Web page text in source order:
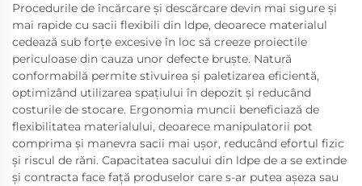
Procedurile de încărcare și descărcare devin mai sigure și
mai rapide cu sacii flexibili din ldpe, deoarece materialul
cedează sub forțe excesive în loc să creeze proiectile
periculoase din cauza unor defecte bruște. Natură
conformabilă permite stivuirea și paletizarea eficientă,
optimizând utilizarea spațiului în depozit și reducând
costurile de stocare. Ergonomia muncii beneficiază de
flexibilitatea materialului, deoarece manipulatorii pot
comprima și manevra sacii mai ușor, reducând efortul fizic
și riscul de răni. Capacitatea sacului din ldpe de a se extinde
și contracta face față produselor care s-ar putea așeza sau